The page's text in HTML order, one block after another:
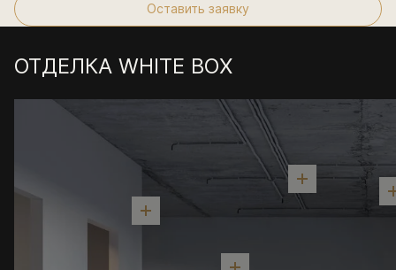
Оставить заявку
ОТДЕЛКА WHITE BOX